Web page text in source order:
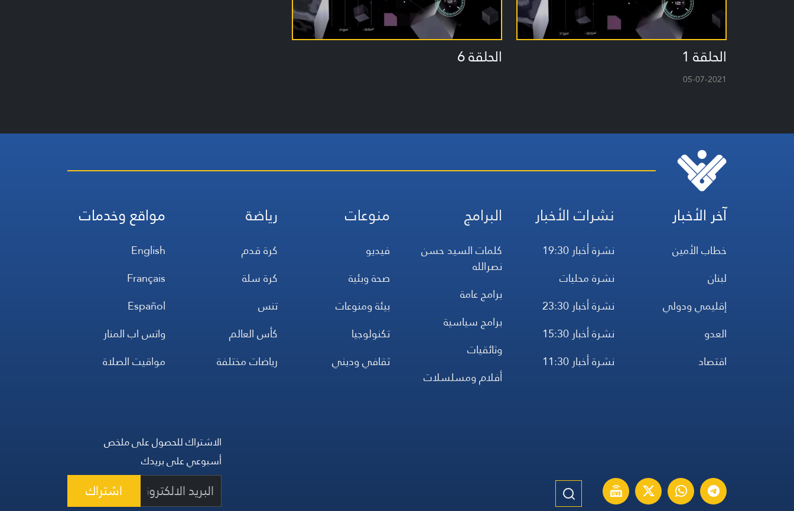
الحلقة 1
05-07-2021
الحلقة 6
آخر الأخبار
خطاب الأمين
لبنان
إقليمي ودولي
العدو
اقتصاد
نشرات الأخبار
نشرة أخبار 19:30
نشرة محليات
نشرة أخبار 23:30
نشرة أخبار 15:30
نشرة أخبار 11:30
البرامج
كلمات السيد حسن
نصرالله
برامج عامة
برامج سياسية
وثائقيات
أفلام ومسلسلات
منوعات
فيديو
صحة وبئية
بيئة ومنوعات
تكنولوجيا
ثقافي وديني
رياضة
كرة قدم
كرة سلة
تنس
كأس العالم
رياضات مختلفة
مواقع وخدمات
English
Français
Español
واتس اب المنار
مواقيت الصلاة
الاشتراك للحصول على ملخص
أسبوعي على بريدك
اشتراك